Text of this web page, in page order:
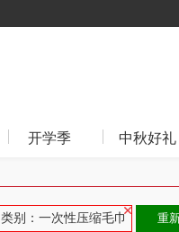
开学季 中秋好礼
类别：一次性压缩毛巾 重